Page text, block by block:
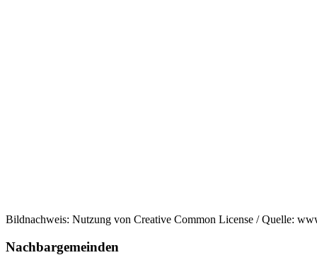
Bildnachweis: Nutzung von Creative Common License / Quelle:
Nachbargemeinden